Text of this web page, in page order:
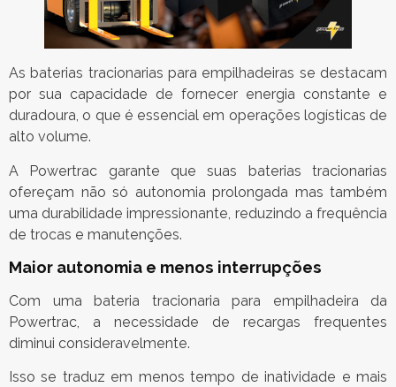
As baterias tracionarias para empilhadeiras se destacam
por sua capacidade de fornecer energia constante e
duradoura, o que é essencial em operações logísticas de
alto volume.
A Powertrac garante que suas baterias tracionarias
ofereçam não só autonomia prolongada mas também
uma durabilidade impressionante, reduzindo a frequência
de trocas e manutenções.
Maior autonomia e menos interrupções
Com uma bateria tracionaria para empilhadeira da
Powertrac, a necessidade de recargas frequentes
diminui consideravelmente.
Isso se traduz em menos tempo de inatividade e mais